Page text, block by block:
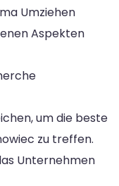
Umziehen
Aspekten
um die beste
zu treffen.
Unternehmen